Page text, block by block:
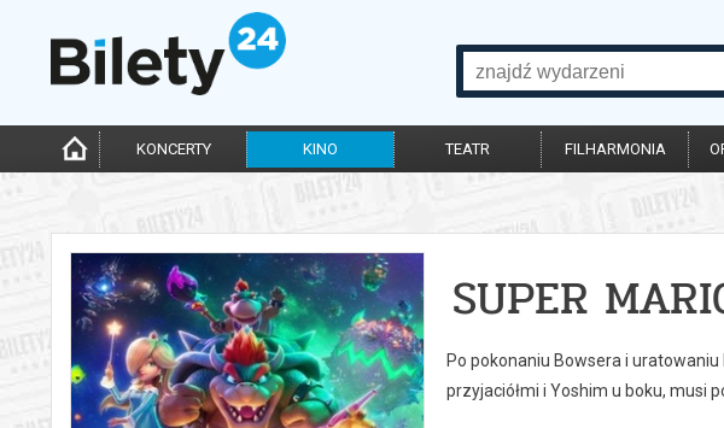
KONCERTY KINO TEATR FILHARMONIA
SUPER
Po pokonaniu Bowsera i
przyjaciółmi i Yoshim u boku, musi